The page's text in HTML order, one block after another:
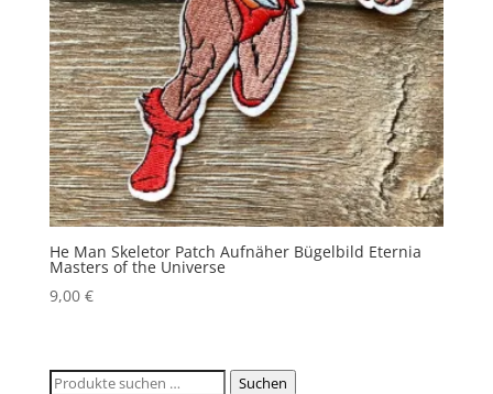
He Man Skeletor Patch Aufnäher Bügelbild Eternia
Masters of the Universe
9,00 €
Suchen
Suchen